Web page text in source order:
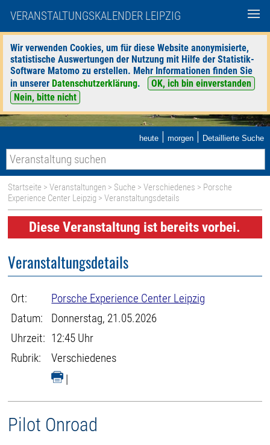
VERANSTALTUNGSKALENDER LEIPZIG
Wir verwenden Cookies, um für diese Website anonymisierte,
statistische Auswertungen der Nutzung mit Hilfe der Statistik-
Software Matomo zu erstellen. Mehr Informationen finden Sie
in unserer Datenschutzerklärung.
OK, ich bin einverstanden
Nein, bitte nicht
heute | morgen | Detaillierte Suche
Startseite >Veranstaltungen > Suche >Verschiedenes > Porsche
Experience Center Leipzig > Veranstaltungsdetails
Diese Veranstaltung ist bereits vorbei.
Veranstaltungsdetails
Ort:
Porsche Experience Center Leipzig
Datum:
Donnerstag, 21.05.2026
Uhrzeit: 12:45 Uhr
Rubrik:
Verschiedenes
|
Pilot Onroad